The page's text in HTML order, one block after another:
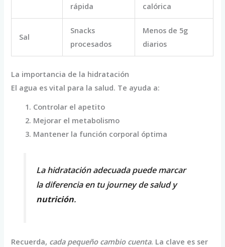
rápida
calórica
Sal
Snacks
procesados
Menos de 5g
diarios
La importancia de la hidratación
El agua es vital para la salud. Te ayuda a:
Controlar el apetito
Mejorar el metabolismo
Mantener la función corporal óptima
La hidratación adecuada puede marcar
la diferencia en tu journey de salud y
nutrición.
Recuerda, cada pequeño cambio cuenta. La clave es ser